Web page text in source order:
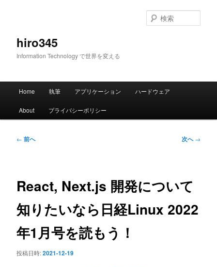
hiro345
Information Technology で世界を変える
索
メ
Home 執筆 アプリケーション ハードウェア
About プライバシーポリシー
投
ー
ョ
ン
← 前へ 次へ→
React, Next.js 開発について
知りたいなら日経Linux 2022
年1月号を読もう！
投稿日時:2021-12-19